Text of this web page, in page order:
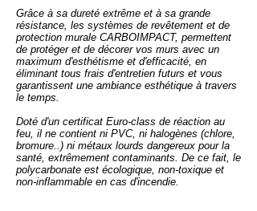
Grâce à sa dureté extrême et à sa grande
résistance, les systèmes de revêtement et de
protection murale CARBOIMPACT, permettent
de protéger et de décorer vos murs avec un
maximum d'esthétisme et d'efficacité, en
éliminant tous frais d'entretien futurs et vous
garantissent une ambiance esthétique à travers
le temps.
Doté d'un certificat Euro-class de réaction au
feu, il ne contient ni PVC, ni halogènes (chlore,
bromure..) ni métaux lourds dangereux pour la
santé, extrêmement contaminants. De ce fait, le
polycarbonate est écologique, non-toxique et
non-inflammable en cas d'incendie.